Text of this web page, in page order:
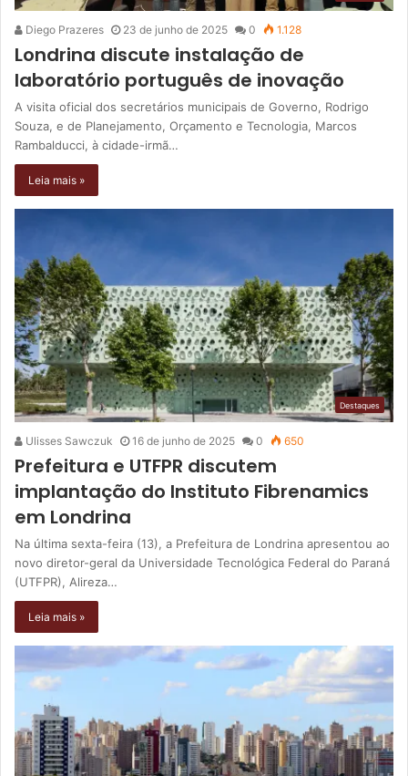
Diego Prazeres 23 de junho de 2025 0 1.128
Londrina discute instalação de
laboratório português de inovação
A visita oficial dos secretários municipais de Governo, Rodrigo
Souza, e de Planejamento, Orçamento e Tecnologia, Marcos
Rambalducci, à cidade-irmã…
Leia mais »
Destaques
Ulisses Sawczuk 16 de junho de 2025 0 650
Prefeitura e UTFPR discutem
implantação do Instituto Fibrenamics
em Londrina
Na última sexta-feira (13), a Prefeitura de Londrina apresentou ao
novo diretor-geral da Universidade Tecnológica Federal do Paraná
(UTFPR), Alireza…
Leia mais »